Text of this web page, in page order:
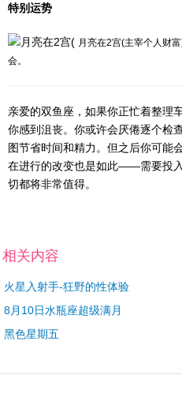
特别运势
月亮在2宫(主宰个人财
会。
亲爱的双鱼座，如果你正忙着整理
你感到沮丧。你或许会厌倦逐个检
图节省时间和精力。但之后你可能
在进行的改变也是如此——需要投
切都将非常值得。
相关内容
火星入射手-狂野的性体验
8月10日水瓶座超级满月
黑色星期五